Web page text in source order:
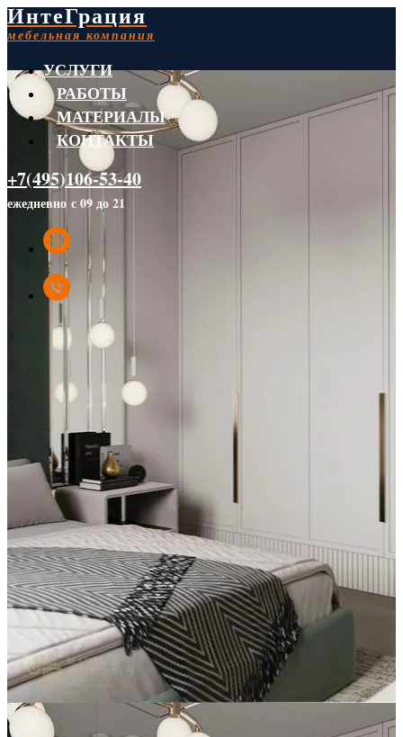
ИнтеГрация
мебельная компания
УСЛУГИ
РАБОТЫ
МАТЕРИАЛЫ
КОНТАКТЫ
+7(495)106-53-40
ежедневно с 09 до 21